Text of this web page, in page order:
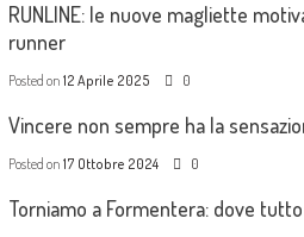
RUNLINE: le nuove magliette
runner
Posted on 12 Aprile 2025 0
Vincere non sempre ha la
Posted on 17 Ottobre 2024 0
Torniamo a Formentera: dove